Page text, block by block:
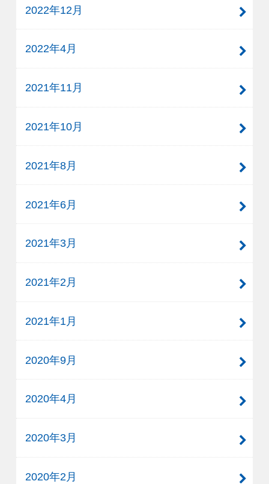
2022年12月
2022年4月
2021年11月
2021年10月
2021年8月
2021年6月
2021年3月
2021年2月
2021年1月
2020年9月
2020年4月
2020年3月
2020年2月